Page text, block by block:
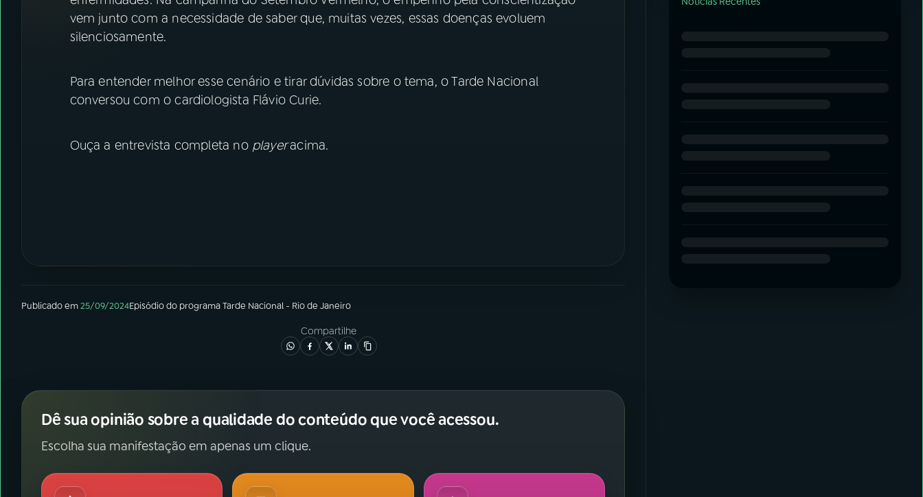
vem junto com a necessidade de saber que, muitas vezes, essas doenças evoluem
silenciosamente.
Para entender melhor esse cenário e tirar dúvidas sobre o tema, o Tarde Nacional
conversou com o cardiologista Flávio Curie.
Ouça a entrevista completa no playeracima.
Publicado em25/09/2024Episódiodo programaTarde Nacional - Rio de Janeiro
Compartilhe
Dê sua opinião sobre a qualidade do conteúdo que você acessou.
Escolha sua manifestação em apenas um clique.